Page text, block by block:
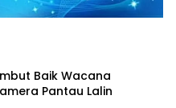
Baik Wacana
Pantau Lalin